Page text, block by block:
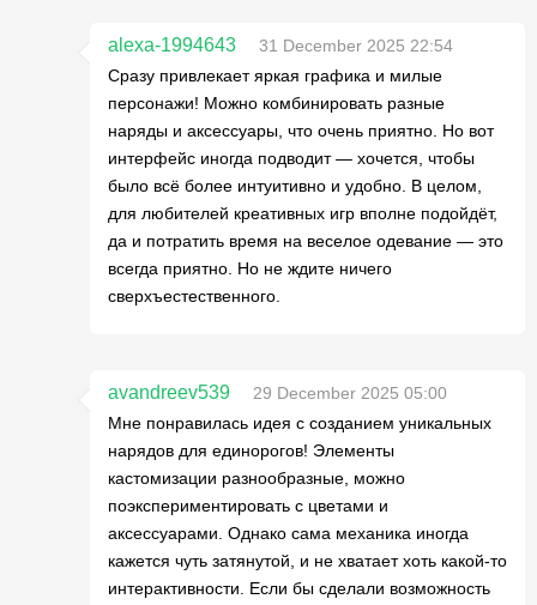
alexa-1994643
31 December 2025 22:54
Сразу привлекает яркая графика и милые
персонажи! Можно комбинировать разные
наряды и аксессуары, что очень приятно. Но вот
интерфейс иногда подводит — хочется, чтобы
было всё более интуитивно и удобно. В целом,
для любителей креативных игр вполне подойдёт,
да и потратить время на веселое одевание — это
всегда приятно. Но не ждите ничего
сверхъестественного.
avandreev539
29 December 2025 05:00
Мне понравилась идея с созданием уникальных
нарядов для единорогов! Элементы
кастомизации разнообразные, можно
поэкспериментировать с цветами и
аксессуарами. Однако сама механика иногда
кажется чуть затянутой, и не хватает хоть какой-то
интерактивности. Если бы сделали возможность